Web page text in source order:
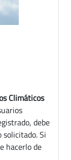
Climáticos
debe
Si
hacerlo de